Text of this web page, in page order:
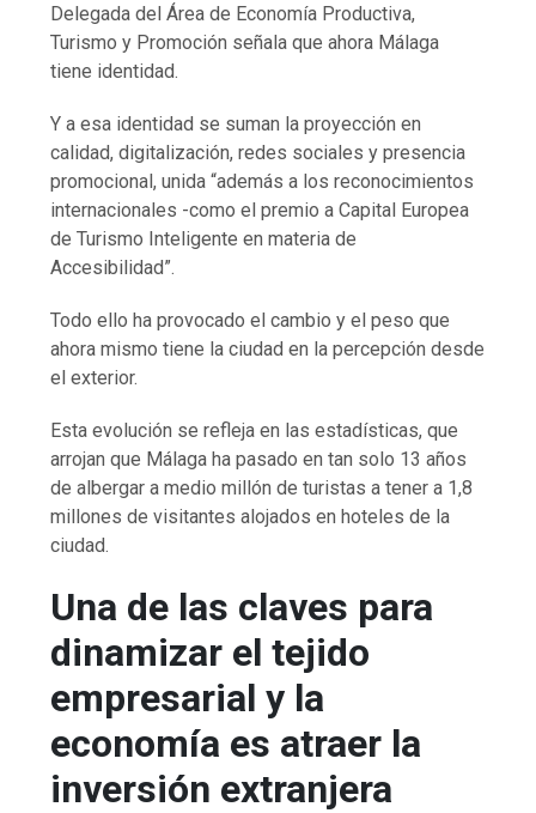
Delegada del Área de Economía Productiva,
Turismo y Promoción señala que ahora Málaga
tiene identidad.
Y a esa identidad se suman la proyección en
calidad, digitalización, redes sociales y presencia
promocional, unida “además a los reconocimientos
internacionales -como el premio a Capital Europea
de Turismo Inteligente en materia de
Accesibilidad”.
Todo ello ha provocado el cambio y el peso que
ahora mismo tiene la ciudad en la percepción desde
el exterior.
Esta evolución se refleja en las estadísticas, que
arrojan que Málaga ha pasado en tan solo 13 años
de albergar a medio millón de turistas a tener a 1,8
millones de visitantes alojados en hoteles de la
ciudad.
Una de las claves para
dinamizar el tejido
empresarial y la
economía es atraer la
inversión extranjera